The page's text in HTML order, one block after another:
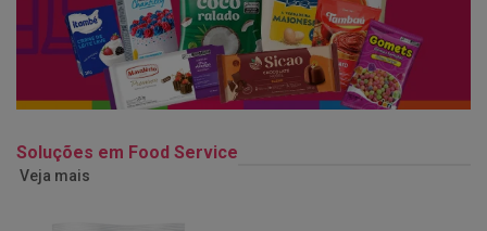
Soluções em Food Service
Veja mais